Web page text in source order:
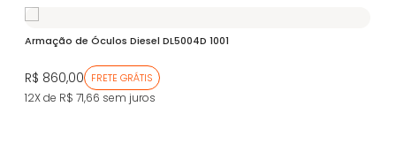
Armação de Óculos Diesel DL5004D 1001
R$ 860,00 FRETE GRÁTIS
12X de R$ 71,66 sem juros